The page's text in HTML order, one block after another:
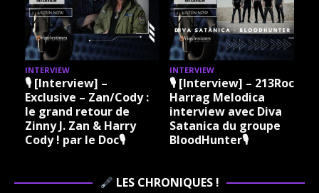
INTERVIEW
🎙 [Interview] –
Exclusive – Zan/Cody :
le grand retour de
Zinny J. Zan & Harry
Cody ! par le Doc🎙
INTERVIEW
🎙 [Interview] – 213Rock
Harrag Melodica
interview avec Diva
Satanica du groupe
BloodHunter🎙
LES CHRONIQUES !